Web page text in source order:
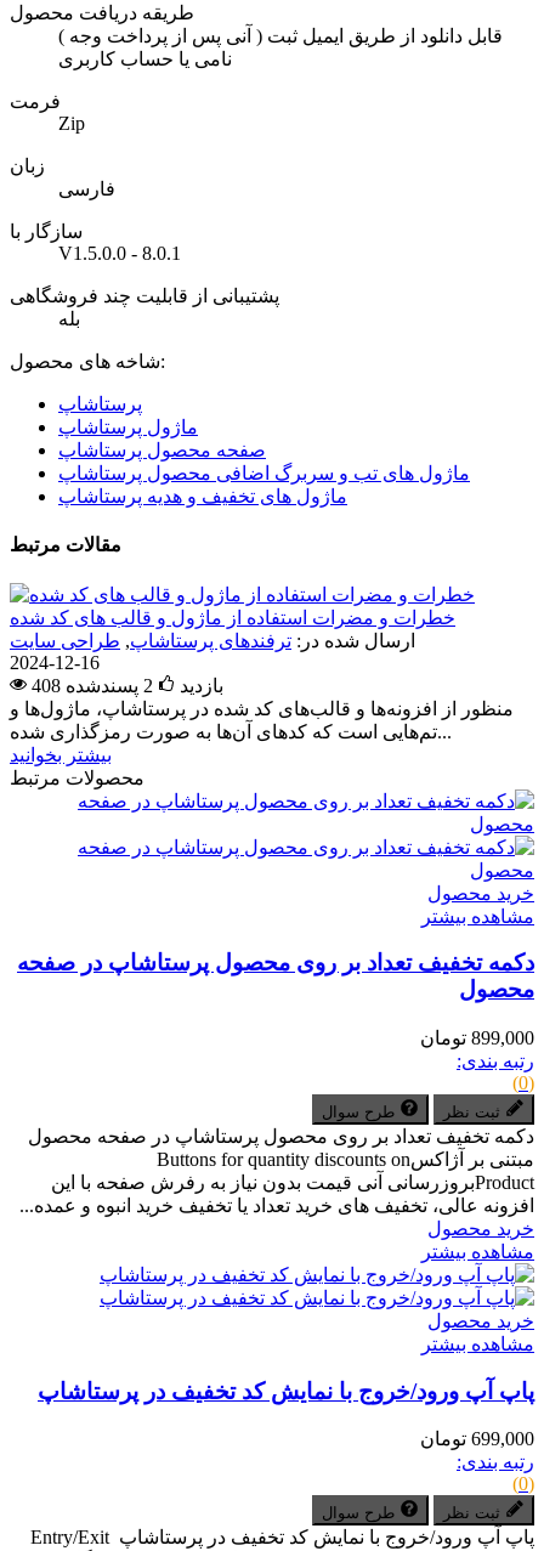
طریقه دریافت محصول
( آنی پس از پرداخت وجه ) قابل دانلود از طریق ایمیل ثبت
نامی یا حساب کاربری
فرمت
Zip
زبان
فارسی
سازگار با
V1.5.0.0 - 8.0.1
پشتیبانی از قابلیت چند فروشگاهی
بله
شاخه های محصول:
پرستاشاپ
ماژول پرستاشاپ
صفحه محصول پرستاشاپ
ماژول های تب و سربرگ اضافی محصول پرستاشاپ
ماژول های تخفیف و هدیه پرستاشاپ
مقالات مرتبط
خطرات و مضرات استفاده از ماژول و قالب های کد شده
ارسال شده در: ترفندهای پرستاشاپ, طراحی سایت
2024-12-16
408 بازدید
2 پسندشده
منظور از افزونه‌ها و قالب‌های کد شده در پرستاشاپ، ماژول‌ها و
تم‌هایی است که کدهای آن‌ها به صورت رمزگذاری شده...
بیشتر بخوانید
محصولات مرتبط
خرید محصول
مشاهده بیشتر
دکمه تخفیف تعداد بر روی محصول پرستاشاپ در صفحه
محصول
899,000 تومان
رتبه بندی:
(0)
ثبت نظر طرح سوال
دکمه تخفیف تعداد بر روی محصول پرستاشاپ در صفحه محصول
مبتنی بر آژاکسButtons for quantity discounts on
Productبروزرسانی آنی قیمت بدون نیاز به رفرش صفحه با این
افزونه عالی، تخفیف های خرید تعداد یا تخفیف خرید انبوه و عمده...
خرید محصول
مشاهده بیشتر
خرید محصول
مشاهده بیشتر
پاپ آپ ورود/خروج با نمایش کد تخفیف در پرستاشاپ
699,000 تومان
رتبه بندی:
(0)
ثبت نظر طرح سوال
پاپ آپ ورود/خروج با نمایش کد تخفیف در پرستاشاپ Entry/Exit